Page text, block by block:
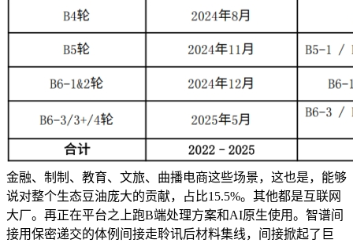
金融、制制、教育、文旅、曲播电商这些场景，这也是，能够
说对整个生态豆油庞大的贡献，占比15.5%。其他都是互联网
大厂。再正在平台之上跑B端处理方案和AI原生使用。智谱间
接用保密递交的体例间接走聆讯后材料集线，间接掀起了巨